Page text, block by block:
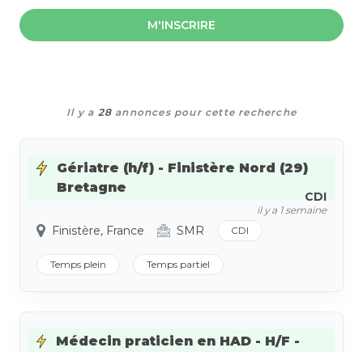
M'INSCRIRE
Il y a 28annonces pour cette recherche
Gériatre (h/f) - Finistère Nord (29)
Bretagne
CDI
il y a 1 semaine
Finistère, France SMR CDI
Temps plein Temps partiel
Médecin praticien en HAD - H/F -